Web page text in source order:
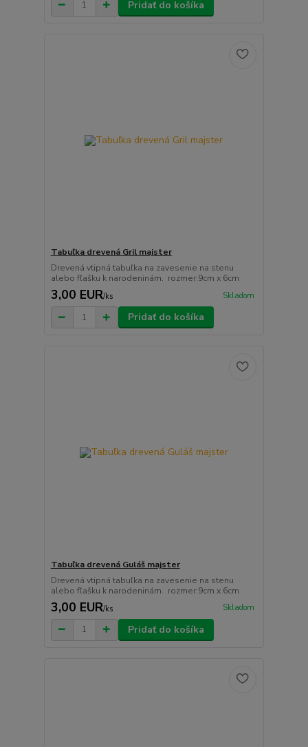
Pridať do košíka
Tabuľka drevená Gril majster
Drevená vtipná tabuľka na zavesenie na stenu
alebo fľašku k narodeninám. rozmer:9cm x 6cm
3,00 EUR/ks Skladom
Pridať do košíka
Tabuľka drevená Guláš majster
Drevená vtipná tabuľka na zavesenie na stenu
alebo fľašku k narodeninám. rozmer:9cm x 6cm
3,00 EUR/ks Skladom
Pridať do košíka